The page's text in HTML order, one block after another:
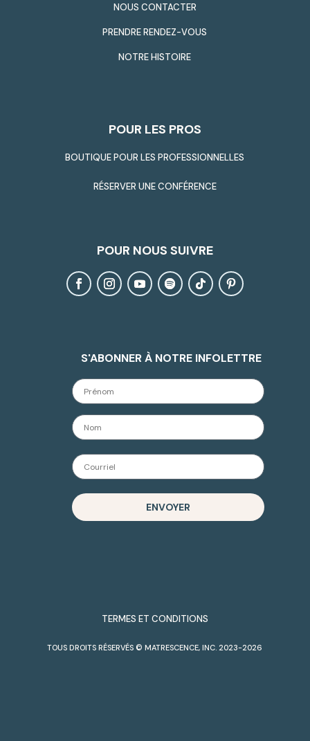
NOUS CONTACTER
PRENDRE RENDEZ-VOUS
NOTRE HISTOIRE
POUR LES PROS
BOUTIQUE POUR LES PROFESSIONNELLES
RÉSERVER UNE CONFÉRENCE
POUR NOUS SUIVRE
S'ABONNER À NOTRE INFOLETTRE
ENVOYER
TERMES ET CONDITIONS
TOUS DROITS RÉSERVÉS © MATRESCENCE, INC. 2023-2026